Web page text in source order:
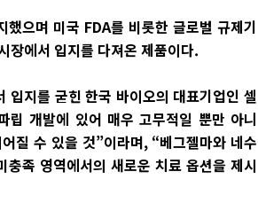
으며 미국 FDA를 비롯한 글로벌 규제기
장에서 입지를 다져온 제품이다.
입지를 굳힌 한국 바이오의 대표기업인 셀
립 개발에 있어 매우 고무적일 뿐만 아니
질 수 있을 것”이라며, “베그젤마와 네수
족 영역에서의 새로운 치료 옵션을 제시